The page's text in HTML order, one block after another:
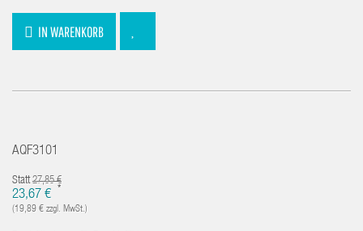
IN WARENKORB
AQF3101
Statt27,85 €
23,67 € *
(19,89 € zzgl. MwSt.)